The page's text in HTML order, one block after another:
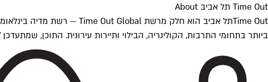
Time Out תל אביב About
ביותר בתחומי התרבות, הקולינריה, הבילוי ותיירות עירונית. התוכן, שמתעדכן 24/7, נכתב ונערך על ידי צוות עיתונאים מקצועי מקומי בישראל, בהתאם לסטנדרטים של Time Out העולמית.